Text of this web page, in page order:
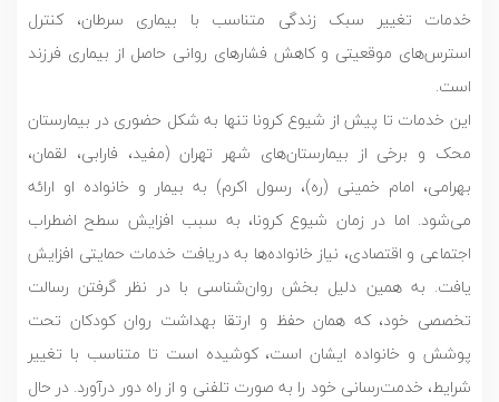
خدمات تغییر سبک زندگی متناسب با بیماری سرطان، کنترل
استرس‌های موقعیتی و کاهش فشارهای روانی حاصل از بیماری فرزند
است.
این خدمات تا پیش از شیوع کرونا تنها به شکل حضوری در بیمارستان
محک و برخی از بیمارستان‌های شهر تهران (مفید، فارابی، لقمان،
بهرامی، امام خمینی (ره)، رسول اکرم) به بیمار و خانواده او ارائه
می‌شود. اما در زمان شیوع کرونا، به سبب افزایش سطح اضطراب
اجتماعی و اقتصادی، نیاز خانواده‌ها به دریافت خدمات حمایتی افزایش
یافت. به همین دلیل بخش روان‌شناسی با در نظر گرفتن رسالت
تخصصی خود، که همان حفظ و ارتقا بهداشت روان کودکان تحت
پوشش و خانواده ایشان است، کوشیده است تا متناسب با تغییر
شرایط، خدمت‌رسانی خود را به صورت تلفنی و از راه دور درآورد. در حال